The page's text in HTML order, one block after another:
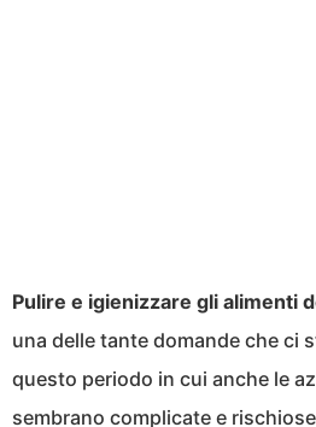
Pulire e igienizzare gli alimenti
una delle tante domande che ci
questo periodo in cui anche le
sembrano complicate e